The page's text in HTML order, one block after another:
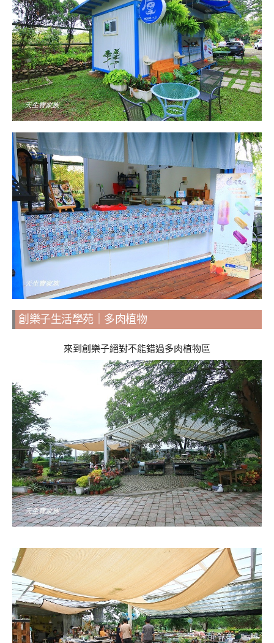
創樂子生活學苑｜多肉植物
來到創樂子絕對不能錯過多肉植物區